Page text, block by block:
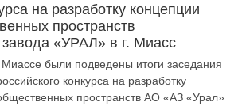
на разработку концепции
пространств
«УРАЛ» в г. Миасс
были подведены итоги заседания
конкурса на разработку
пространств АО «АЗ «Урал»